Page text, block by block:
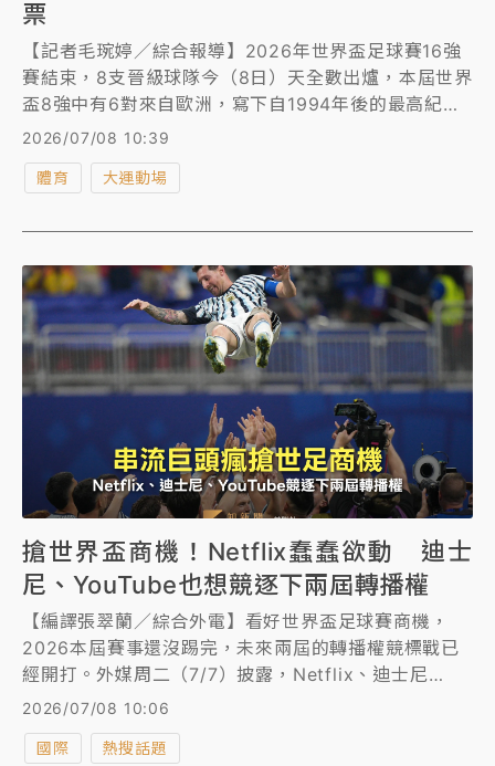
票
【記者毛琬婷／綜合報導】2026年世界盃足球賽16強
賽結束，8支晉級球隊今（8日）天全數出爐，本屆世界
盃8強中有6對來自歐洲，寫下自1994年後的最高紀
錄，8強賽將在台灣時間10日清晨4點登場，由法國出
2026/07/08 10:39
體育 大運動場
搶世界盃商機！Netflix蠢蠢欲動 迪士
尼、YouTube也想競逐下兩屆轉播權
【編譯張翠蘭／綜合外電】看好世界盃足球賽商機，
2026本屆賽事還沒踢完，未來兩屆的轉播權競標戰已
經開打。外媒周二（7/7）披露，Netflix、迪士尼
（Disney）和YouTube都對轉播權深感興趣，有意競
購2030年和2034年世界盃的美國轉播權。相關版權套
餐價值可能高達20億美元（約643.6億元台幣）。
2026/07/08 10:06
國際 熱搜話題